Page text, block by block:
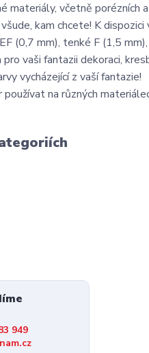
materiály, včetně porézních
kam chcete! K
(0,7 mm), tenké F (1,5
vaši fantazii dekoraci,
vycházející z vaší fantazie!
používat na různých
949